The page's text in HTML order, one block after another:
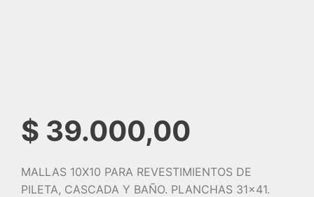
$ 39.000,00
MALLAS 10X10 PARA REVESTIMIENTOS DE
PILETA, CASCADA Y BAÑO. PLANCHAS 31×41.